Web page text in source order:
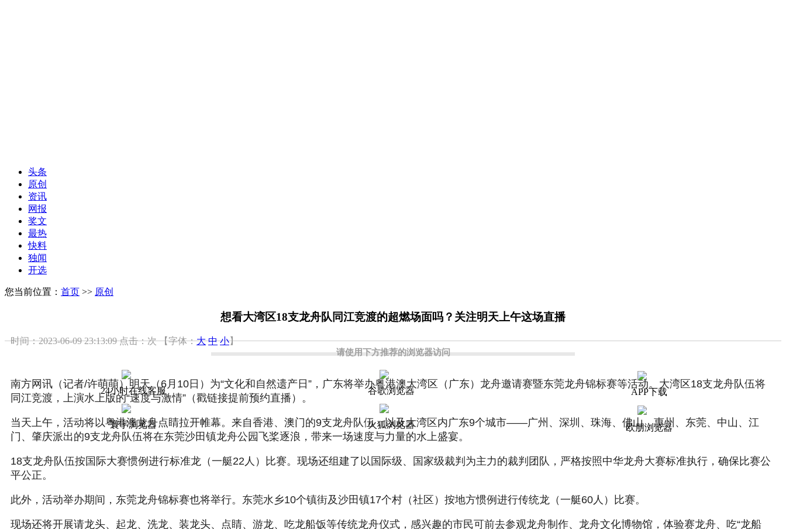
请使用下方推荐的浏览器访问
24小时在线客服 谷歌浏览器 APP下载
寰宇浏览器 火狐浏览器 欧朋浏览器
头条
原创
资讯
网报
奖文
最热
快料
独闻
开选
您当前位置： 首页 >> 原创
想看大湾区18支龙舟队同江竞渡的超燃场面吗？关注明天上午这场直播
时间：2023-06-09 23:13:09点击：次 【字体：大 中 小】
南方网讯（记者/许萌萌）明天（6月10日）为“文化和自然遗产日”，广东将举办粤港澳大湾区（广东）龙舟邀请赛暨东莞龙舟锦标赛等活动。大湾区18支龙舟队伍将
同江竞渡，上演水上版的“速度与激情”（戳链接提前预约直播）。
当天上午，活动将以粤港澳龙舟点睛拉开帷幕。来自香港、澳门的9支龙舟队伍，以及大湾区内广东9个城市——广州、深圳、珠海、佛山、惠州、东莞、中山、江
门、肇庆派出的9支龙舟队伍将在东莞沙田镇龙舟公园飞桨逐浪，带来一场速度与力量的水上盛宴。
18支龙舟队伍按国际大赛惯例进行标准龙（一艇22人）比赛。现场还组建了以国际级、国家级裁判为主力的裁判团队，严格按照中华龙舟大赛标准执行，确保比赛公
平公正。
此外，活动举办期间，东莞龙舟锦标赛也将举行。东莞水乡10个镇街及沙田镇17个村（社区）按地方惯例进行传统龙（一艇60人）比赛。
现场还将开展请龙头、起龙、洗龙、装龙头、点睛、游龙、吃龙船饭等传统龙舟仪式，感兴趣的市民可前去参观龙舟制作、龙舟文化博物馆，体验赛龙舟、吃“龙船